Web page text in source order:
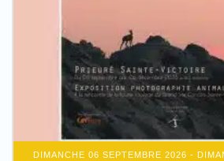
DIMANCHE 06 SEPTEMBRE 2026 -